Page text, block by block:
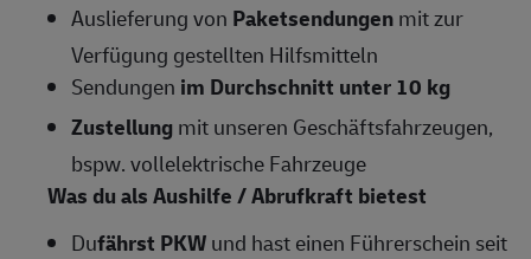
Auslieferung von Paketsendungenmit zur
Verfügung gestellten Hilfsmitteln
Sendungen im Durchschnitt unter 10 kg
Zustellungmit unseren Geschäftsfahrzeugen,
bspw. vollelektrische Fahrzeuge
Was du als Aushilfe / Abrufkraft bietest
Dufährst PKWund hast einen Führerschein seit